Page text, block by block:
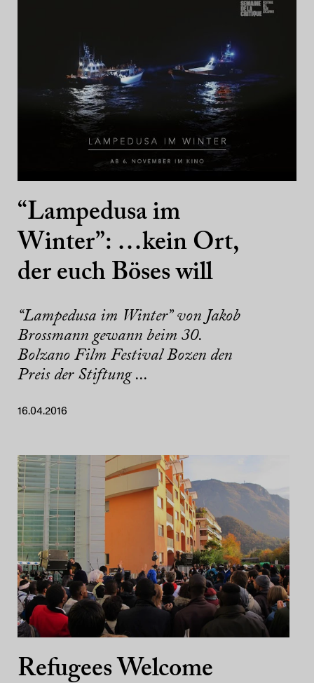
“Lampedusa im
Winter”: …kein Ort,
der euch Böses will
“Lampedusa im Winter” von Jakob
Brossmann gewann beim 30.
Bolzano Film Festival Bozen den
Preis der Stiftung ...
16.04.2016
Refugees Welcome